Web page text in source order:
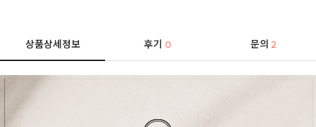
상품상세정보 후기0 문의 2